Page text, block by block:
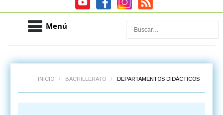
Menú Buscar
INICIO / BACHILLERATO / DEPARTAMENTOS DIDÁCTICOS